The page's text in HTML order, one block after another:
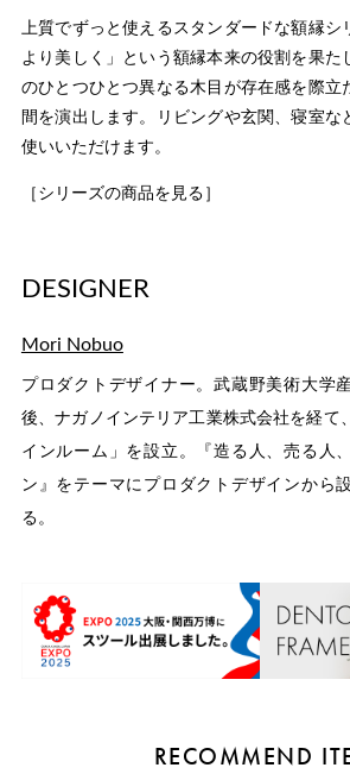
上質でずっと使えるスタンダードな額縁
より美しく」という額縁本来の役割を果た
のひとつひとつ異なる木目が存在感を際立
間を演出します。リビングや玄関、寝室な
使いいただけます。
［シリーズの商品を見る］
DESIGNER
Mori Nobuo
プロダクトデザイナー。武蔵野美術大学
後、ナガノインテリア工業株式会社を経て
インルーム」を設立。『造る人、売る人
ン』をテーマにプロダクトデザインから
る。
RECOMMEND